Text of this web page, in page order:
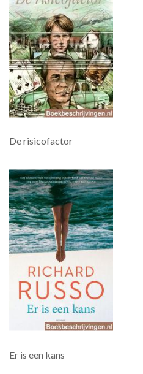
De risicofactor
Er is een kans